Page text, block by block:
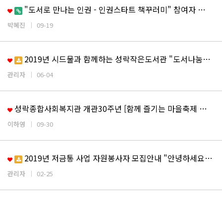
"도서로 만나는 인권 - 인권스타트 책꾸러미" 참여자 …
박혜진 09-19
2019년 시드물과 함께하는 성락작은도서관 "도서나눔캠…
관리자 06-04
성락종합사회복지관 개관30주년 [함께 즐기는 마을축제 …
이하영 09-30
2019년 저금통 사업 자원봉사자 모집안내 "안녕하세요…
관리자 02-25